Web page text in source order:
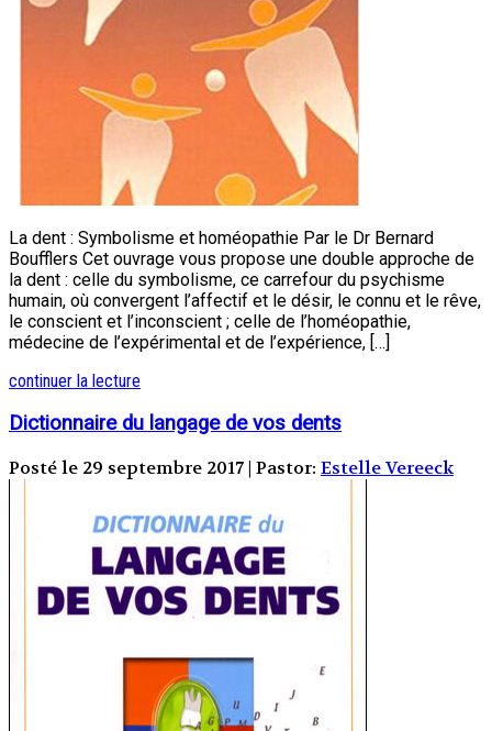
La dent : Symbolisme et homéopathie Par le Dr Bernard
Boufflers Cet ouvrage vous propose une double approche de
la dent : celle du symbolisme, ce carrefour du psychisme
humain, où convergent l’affectif et le désir, le connu et le rêve,
le conscient et l’inconscient ; celle de l’homéopathie,
médecine de l’expérimental et de l’expérience, […]
continuer la lecture
Dictionnaire du langage de vos dents
Posté le 29 septembre 2017 | Pastor: Estelle Vereeck